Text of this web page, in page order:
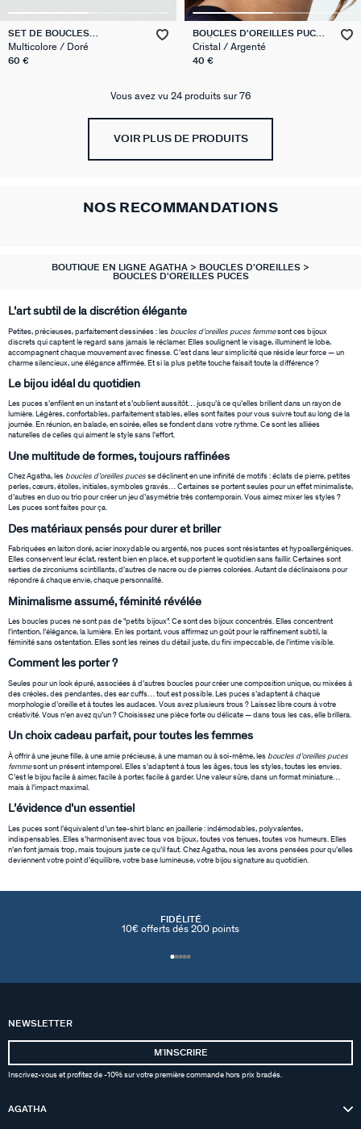
SET DE BOUCLES
D'OREILLES BELOVED MIX &
MATCH
Multicolore / Doré
60 €
BOUCLES D'OREILLES PUCES
ODÉON
Cristal / Argenté
40 €
Vous avez vu 24 produits sur 76
VOIR PLUS DE PRODUITS
NOS RECOMMANDATIONS
BOUTIQUE EN LIGNE AGATHA
BOUCLES D'OREILLES
BOUCLES D'OREILLES PUCES
L’art subtil de la discrétion élégante
Petites, précieuses, parfaitement dessinées : les boucles d’oreilles puces femmesont ces bijoux
discrets qui captent le regard sans jamais le réclamer. Elles soulignent le visage, illuminent le lobe,
accompagnent chaque mouvement avec finesse. C’est dans leur simplicité que réside leur force — un
charme silencieux, une élégance affirmée. Et si la plus petite touche faisait toute la différence ?
Le bijou idéal du quotidien
Les puces s’enfilent en un instant et s’oublient aussitôt… jusqu’à ce qu’elles brillent dans un rayon de
lumière. Légères, confortables, parfaitement stables, elles sont faites pour vous suivre tout au long de la
journée. En réunion, en balade, en soirée, elles se fondent dans votre rythme. Ce sont les alliées
naturelles de celles qui aiment le style sans l’effort.
Une multitude de formes, toujours raffinées
Chez Agatha, les boucles d’oreilles puces se déclinent en une infinité de motifs : éclats de pierre, petites
perles, cœurs, étoiles, initiales, symboles gravés… Certaines se portent seules pour un effet minimaliste,
d’autres en duo ou trio pour créer un jeu d’asymétrie très contemporain. Vous aimez mixer les styles ?
Les puces sont faites pour ça.
Des matériaux pensés pour durer et briller
Fabriquées en laiton doré, acier inoxydable ou argenté, nos puces sont résistantes et hypoallergéniques.
Elles conservent leur éclat, restent bien en place, et supportent le quotidien sans faillir. Certaines sont
serties de zirconiums scintillants, d'autres de nacre ou de pierres colorées. Autant de déclinaisons pour
répondre à chaque envie, chaque personnalité.
Minimalisme assumé, féminité révélée
Les boucles puces ne sont pas de "petits bijoux". Ce sont des bijoux concentrés. Elles concentrent
l’intention, l’élégance, la lumière. En les portant, vous affirmez un goût pour le raffinement subtil, la
féminité sans ostentation. Elles sont les reines du détail juste, du fini impeccable, de l’intime visible.
Comment les porter ?
Seules pour un look épuré, associées à d’autres boucles pour créer une composition unique, ou mixées à
des créoles, des pendantes, des ear cuffs… tout est possible. Les puces s’adaptent à chaque
morphologie d’oreille et à toutes les audaces. Vous avez plusieurs trous ? Laissez libre cours à votre
créativité. Vous n’en avez qu’un ? Choisissez une pièce forte ou délicate — dans tous les cas, elle brillera.
Un choix cadeau parfait, pour toutes les femmes
À offrir à une jeune fille, à une amie précieuse, à une maman ou à soi-même, les boucles d’oreilles puces
femmesont un présent intemporel. Elles s’adaptent à tous les âges, tous les styles, toutes les envies.
C’est le bijou facile à aimer, facile à porter, facile à garder. Une valeur sûre, dans un format miniature…
mais à l’impact maximal.
L’évidence d’un essentiel
Les puces sont l’équivalent d’un tee-shirt blanc en joaillerie : indémodables, polyvalentes,
indispensables. Elles s’harmonisent avec tous vos bijoux, toutes vos tenues, toutes vos humeurs. Elles
n’en font jamais trop, mais toujours juste ce qu’il faut. Chez Agatha, nous les avons pensées pour qu’elles
deviennent votre point d’équilibre, votre base lumineuse, votre bijou signature au quotidien.
FIDÉLITÉ
10€ offerts dés 200 points
NEWSLETTER
MʼINSCRIRE
Inscrivez-vous et profitez de -10% sur votre première commande hors prix bradés.
AGATHA